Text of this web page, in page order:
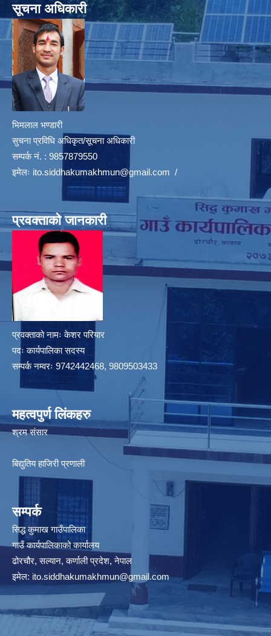
सूचना अधिकारी
भिमलाल भण्डारी
सुचना प्रविधि अधिकृत/सूचना अधिकारी
सम्पर्क नं. : 9857879550
इमेलः ito.siddhakumakhmun@gmail.com /
प्रवक्ताको जानकारी
प्रवक्ताको नामः केशर परियार
पदः कार्यपालिका सदस्य
सम्पर्क नम्वरः 9742442468, 9809503433
महत्वपुर्ण लिंकहरु
श्रम संसार
बिद्युतिय हाजिरी प्रणाली
सम्पर्क
सिद्ध कुमाख गाउँपालिका
गाउँ कार्यपालिकाको कार्यालय
ढोरचौर, सल्यान, कर्णाली प्रदेश, नेपाल
इमेल: ito.siddhakumakhmun@gmail.com